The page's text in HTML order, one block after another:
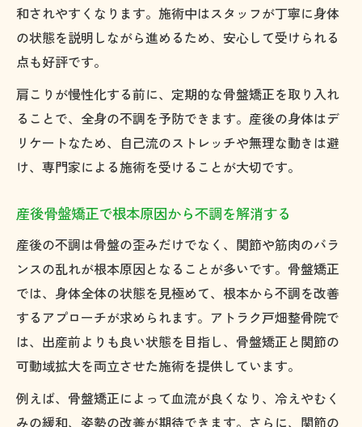
和されやすくなります。施術中はスタッフが丁寧に身体
の状態を説明しながら進めるため、安心して受けられる
点も好評です。
肩こりが慢性化する前に、定期的な骨盤矯正を取り入れ
ることで、全身の不調を予防できます。産後の身体はデ
リケートなため、自己流のストレッチや無理な動きは避
け、専門家による施術を受けることが大切です。
産後骨盤矯正で根本原因から不調を解消する
産後の不調は骨盤の歪みだけでなく、関節や筋肉のバラ
ンスの乱れが根本原因となることが多いです。骨盤矯正
では、身体全体の状態を見極めて、根本から不調を改善
するアプローチが求められます。アトラク戸畑整骨院で
は、出産前よりも良い状態を目指し、骨盤矯正と関節の
可動域拡大を両立させた施術を提供しています。
例えば、骨盤矯正によって血流が良くなり、冷えやむく
みの緩和、姿勢の改善が期待できます。さらに、関節の